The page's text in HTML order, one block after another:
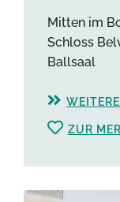
Mitten im
Schloss
Ballsaal
ZUR